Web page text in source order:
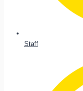
Staff